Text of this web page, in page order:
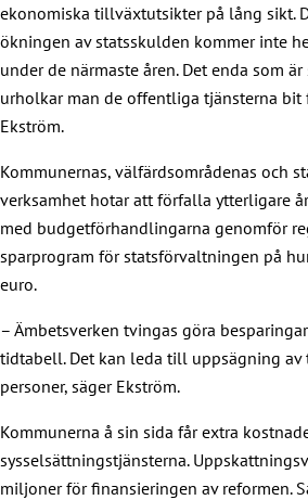
ekonomiska tillväxtutsikter på lång sikt.
ökningen av statsskulden kommer inte
under de närmaste åren. Det enda som
urholkar man de offentliga tjänsterna bit
Ekström.
Kommunernas, välfärdsområdenas och
verksamhet hotar att förfalla ytterligare
med budgetförhandlingarna genomför
sparprogram för statsförvaltningen på
euro.
– Ämbetsverken tvingas göra
tidtabell. Det kan leda till uppsägning
personer, säger Ekström.
Kommunerna å sin sida får extra
sysselsättningstjänsterna.
miljoner för finansieringen av reformen.